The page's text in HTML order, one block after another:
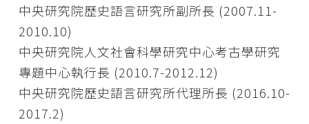
中央研究院歷史語言研究所副所長 (2007.11-
2010.10)
中央研究院人文社會科學研究中心考古學研究
專題中心執行長 (2010.7-2012.12)
中央研究院歷史語言研究所代理所長 (2016.10-
2017.2)